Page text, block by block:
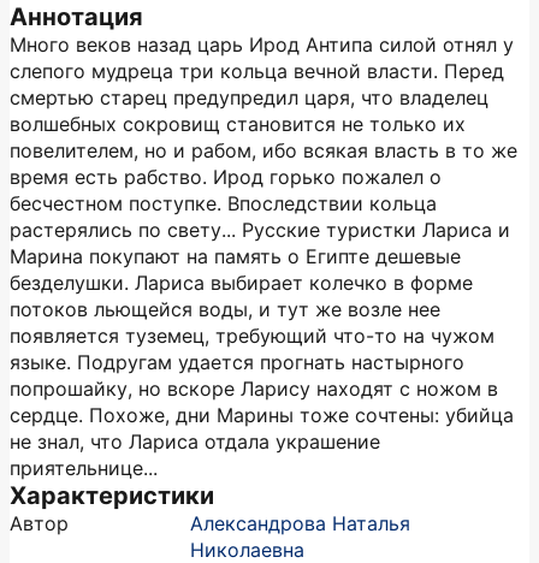
Аннотация
Много веков назад царь Ирод Антипа силой отнял у
слепого мудреца три кольца вечной власти. Перед
смертью старец предупредил царя, что владелец
волшебных сокровищ становится не только их
повелителем, но и рабом, ибо всякая власть в то же
время есть рабство. Ирод горько пожалел о
бесчестном поступке. Впоследствии кольца
растерялись по свету... Русские туристки Лариса и
Марина покупают на память о Египте дешевые
безделушки. Лариса выбирает колечко в форме
потоков льющейся воды, и тут же возле нее
появляется туземец, требующий что-то на чужом
языке. Подругам удается прогнать настырного
попрошайку, но вскоре Ларису находят с ножом в
сердце. Похоже, дни Марины тоже сочтены: убийца
не знал, что Лариса отдала украшение
приятельнице...
Характеристики
Автор
Александрова Наталья
Николаевна